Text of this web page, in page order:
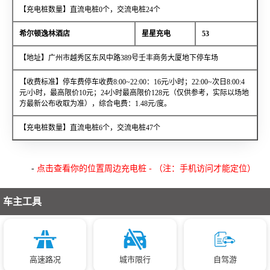
【充电桩数量】直流电桩0个，交流电桩24个
希尔顿逸林酒店 星星充电 53
【地址】广州市越秀区东风中路389号壬丰商务大厦地下停车场
【收费标准】停车费停车收费8:00~22:00：16元/小时；22:00~次日8:00:4
元/小时，最高限价10元；24小时最高限价128元（仅供参考，实际以场地
方最新公布收取为准），综合电费：1.48元/度。
【充电桩数量】直流电桩6个，交流电桩47个
- 点击查看你的位置周边充电桩 - （注：手机访问才能定位）
车主工具
高速路况 城市限行 自驾游